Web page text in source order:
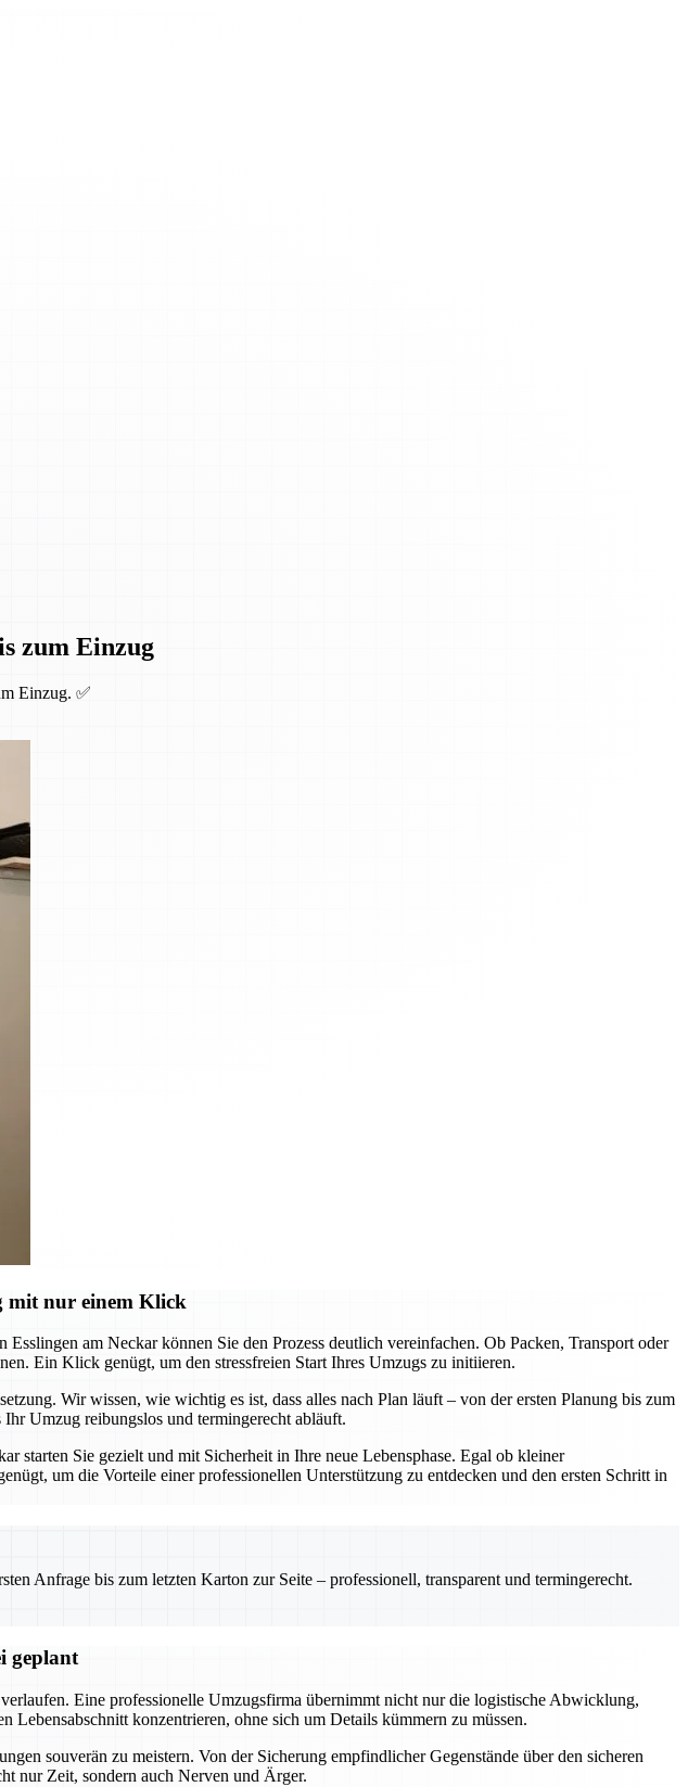
zum Einzug
Einzug. ✅
mit nur einem Klick
am Neckar können Sie den Prozess deutlich vereinfachen. Ob Packen, Transport oder
Ein Klick genügt, um den stressfreien Start Ihres Umzugs zu initiieren.
Wir wissen, wie wichtig es ist, dass alles nach Plan läuft – von der ersten Planung bis zum
Umzug reibungslos und termingerecht abläuft.
starten Sie gezielt und mit Sicherheit in Ihre neue Lebensphase. Egal ob kleiner
um die Vorteile einer professionellen Unterstützung zu entdecken und den ersten Schritt in
Anfrage bis zum letzten Karton zur Seite – professionell, transparent und termingerecht.
geplant
Eine professionelle Umzugsfirma übernimmt nicht nur die logistische Abwicklung,
Lebensabschnitt konzentrieren, ohne sich um Details kümmern zu müssen.
souverän zu meistern. Von der Sicherung empfindlicher Gegenstände über den sicheren
nur Zeit, sondern auch Nerven und Ärger.